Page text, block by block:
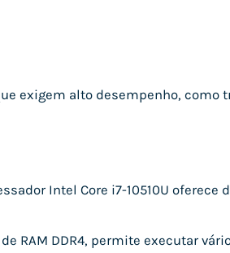
exigem alto desempenho, como
Intel Core i7-10510U
de RAM DDR4, permite executar